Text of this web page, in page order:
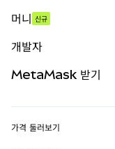
무기한 선물
실물자산
머니 신규
개발자
MetaMask 받기
가격 둘러보기